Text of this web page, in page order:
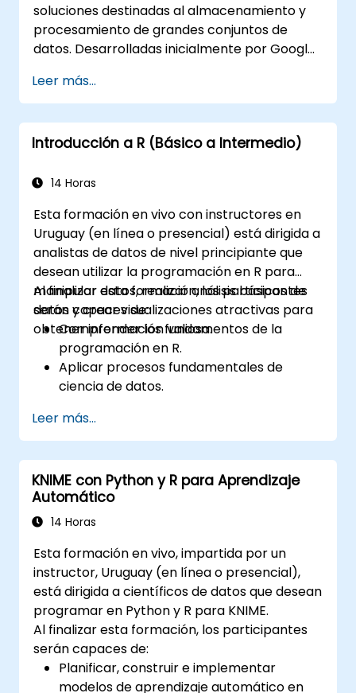
soluciones destinadas al almacenamiento y
procesamiento de grandes conjuntos de
datos. Desarrolladas inicialmente por Google,
evolucionado e inspirado otros proyectos
similares, muchos de los cuales están
disponibles como código abierto. R es un
lenguaje de programación muy popular en la
Leer más...
Introducción a R (Básico a Intermedio)
14 Horas
Esta formación en vivo con instructores en
Uruguay (en línea o presencial) está dirigida a
analistas de datos de nivel principiante que
desean utilizar la programación en R para
manipular datos, realizar análisis básicos de
datos y crear visualizaciones atractivas para
obtener información valiosa.
Al finalizar esta formación, los participantes
serán capaces de:
Comprender los fundamentos de la
programación en R.
Aplicar procesos fundamentales de
ciencia de datos.
datos.
Leer más...
KNIME con Python y R para Aprendizaje
Automático
14 Horas
Esta formación en vivo, impartida por un
instructor, Uruguay (en línea o presencial),
está dirigida a científicos de datos que desean
programar en Python y R para KNIME.
Al finalizar esta formación, los participantes
serán capaces de:
Planificar, construir e implementar
modelos de aprendizaje automático en